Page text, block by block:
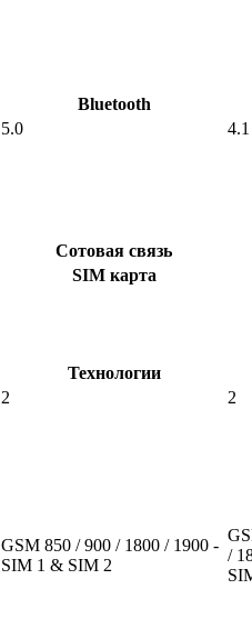
Bluetooth
5.0
4.1
Сотовая связь
SIM карта
Технологии
2
2
GSM 850 / 900 / 1800 / 1900 -
SIM 1 & SIM 2
/